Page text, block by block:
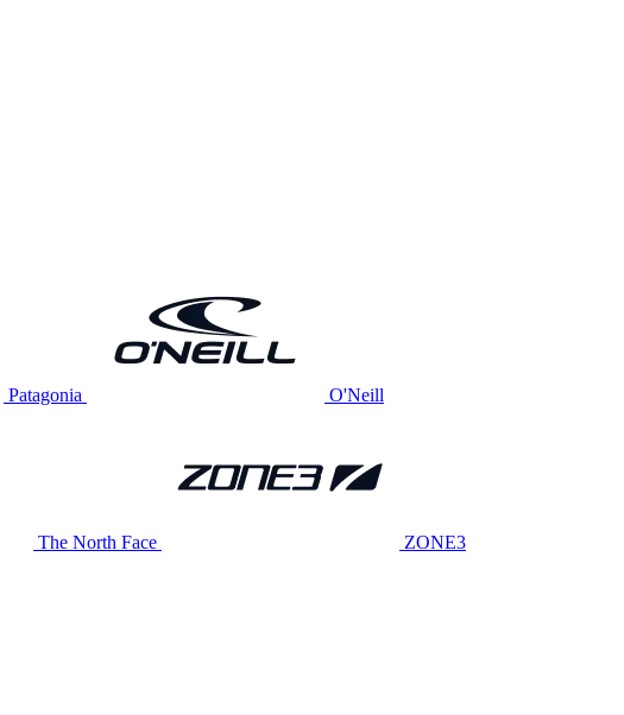
Patagonia O'Neill
The North Face ZONE3